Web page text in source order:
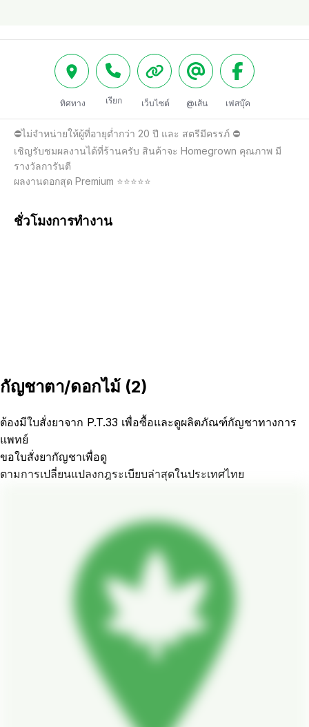
ทิศทาง เรียก เว็บไซต์ @เส้น เฟสบุ๊ค
⛔️ไม่จำหน่ายให้ผู้ที่อายุต่ำกว่า 20 ปี และ สตรีมีครรภ์ ⛔️
เชิญรับชมผลงานได้ที่ร้านครับ สินค้าจะ Homegrown คุณภาพ มี
รางวัลการันตี
ผลงานดอกสุด Premium ⭐️⭐️⭐️⭐️⭐️
ชั่วโมงการทำงาน
กัญชาตา/ดอกไม้ (2)
ต้องมีใบสั่งยาจาก P.T.33 เพื่อซื้อและดูผลิตภัณฑ์กัญชาทางการ
แพทย์
ขอใบสั่งยากัญชาเพื่อดู
ตามการเปลี่ยนแปลงกฎระเบียบล่าสุดในประเทศไทย